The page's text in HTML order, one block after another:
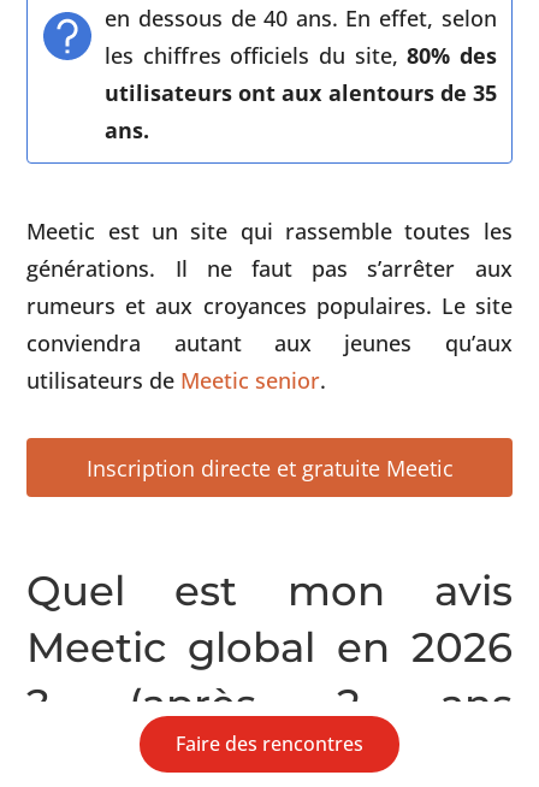
en dessous de 40 ans. En effet, selon
les chiffres officiels du site,80% des
utilisateurs ont aux alentours de 35
ans.
Meetic est un site qui rassemble toutes les
générations. Il ne faut pas s’arrêter aux
rumeurs et aux croyances populaires. Le site
conviendra autant aux jeunes qu’aux
utilisateurs de Meetic senior.
Inscription directe et gratuite Meetic
Quel est mon avis
Meetic global en 2026
? (après 2 ans
d’utilisation)
Faire des rencontres